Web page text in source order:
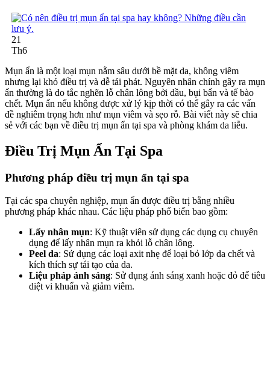
21
Th6
Mụn ẩn là một loại mụn nằm sâu dưới bề mặt da, không viêm
nhưng lại khó điều trị và dễ tái phát. Nguyên nhân chính gây ra mụn
ẩn thường là do tắc nghẽn lỗ chân lông bởi dầu, bụi bẩn và tế bào
chết. Mụn ẩn nếu không được xử lý kịp thời có thể gây ra các vấn
đề nghiêm trọng hơn như mụn viêm và sẹo rỗ. Bài viết này sẽ chia
sẻ với các bạn về điều trị mụn ẩn tại spa và phòng khám da liễu.
Điều Trị Mụn Ẩn Tại Spa
Phương pháp điều trị mụn ẩn tại spa
Tại các spa chuyên nghiệp, mụn ẩn được điều trị bằng nhiều
phương pháp khác nhau. Các liệu pháp phổ biến bao gồm:
Lấy nhân mụn: Kỹ thuật viên sử dụng các dụng cụ chuyên
dụng để lấy nhân mụn ra khỏi lỗ chân lông.
Peel da: Sử dụng các loại axit nhẹ để loại bỏ lớp da chết và
kích thích sự tái tạo của da.
Liệu pháp ánh sáng: Sử dụng ánh sáng xanh hoặc đỏ để tiêu
diệt vi khuẩn và giảm viêm.